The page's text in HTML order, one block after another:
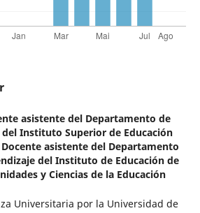
asistente del Departamento de
del Instituto Superior de Educación
Docente asistente del Departamento
del Instituto de Educación de
y Ciencias de la Educación
Universitaria por la Universidad de